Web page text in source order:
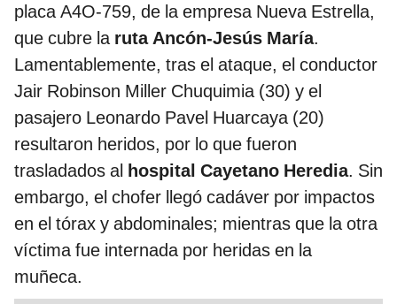
placa A4O-759, de la empresa Nueva Estrella,
que cubre la ruta Ancón-Jesús María.
Lamentablemente, tras el ataque, el conductor
Jair Robinson Miller Chuquimia (30) y el
pasajero Leonardo Pavel Huarcaya (20)
resultaron heridos, por lo que fueron
trasladados al hospital Cayetano Heredia. Sin
embargo, el chofer llegó cadáver por impactos
en el tórax y abdominales; mientras que la otra
víctima fue internada por heridas en la
muñeca.